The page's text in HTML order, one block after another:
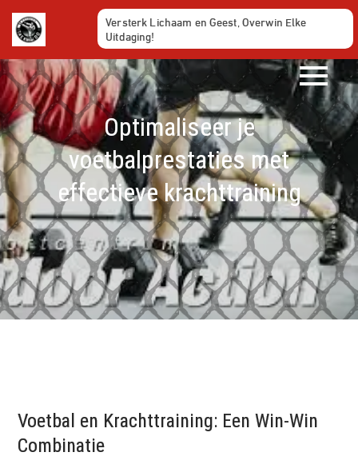
Ga
naar
de
inhoud
Versterk Lichaam en Geest, Overwin Elke
Uitdaging!
Optimaliseer je
voetbalprestaties met
effectieve krachttraining
Voetbal en Krachttraining: Een Win-Win
Combinatie